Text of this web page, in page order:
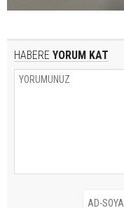
HABERE YORUM KAT